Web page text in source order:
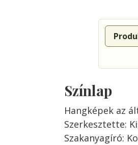
Színlap
Hangképek az
Szerkesztette:
Szakanyagíró: